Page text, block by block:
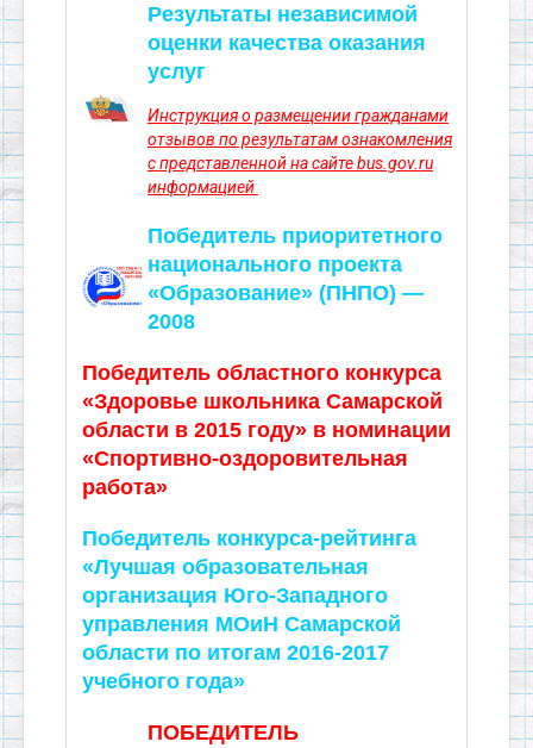
Результаты независимой
оценки качества оказания
услуг
Инструкция о размещении гражданами
отзывов по результатам ознакомления
с представленной на сайте bus.gov.ru
информацией
Победитель приоритетного
национального проекта
«Образование» (ПНПО) —
2008
Победитель областного конкурса
«Здоровье школьника Самарской
области в 2015 году» в номинации
«Спортивно-оздоровительная
работа»
Победитель конкурса-рейтинга
«Лучшая образовательная
организация Юго-Западного
управления МОиН Самарской
области по итогам 2016-2017
учебного года»
ПОБЕДИТЕЛЬ